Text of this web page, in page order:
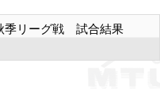
季リーグ戦 試合結果